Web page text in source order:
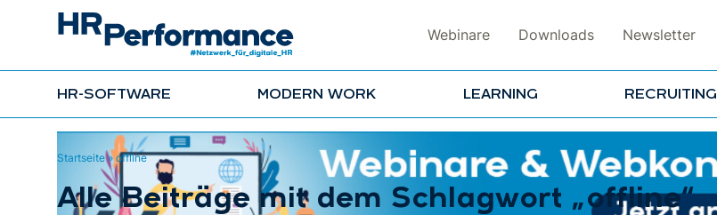
Webinare Downloads Newsletter
HR-SOFTWARE MODERN WORK LEARNING RECRUITING
Startseite»offline
Alle Beiträge mit dem Schlagwort „offline“